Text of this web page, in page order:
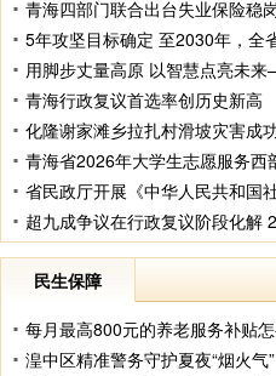
青海行政复议首选率创历史新高
民生保障
湟中区精准警务守护夏夜“烟火气”